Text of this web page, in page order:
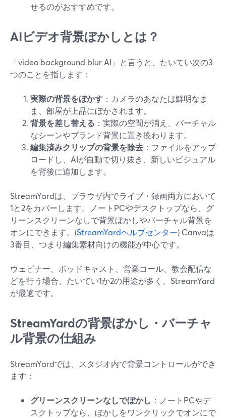
せるのがおすすめです。
AIビデオ背景ぼかしとは？
「video background blur AI」と言うと、たいてい次の3
つのことを指します：
実際の背景をぼかす ：カメラのあなたは鮮明なま
ま、部屋が上品にぼかされます。
背景を差し替える ：実際の空間が消え、バーチャル
なシーンやブランド背景に置き換わります。
編集済みクリップの背景を除去 ：ファイルをアップ
ロードし、AIが自動で切り抜き、新しいビジュアル
を背後に追加します。
StreamYardは、ブラウザ内でライブ・録画両方において
1と2をカバーします。ノートPCやデスクトップなら、グ
リーンスクリーンなしで背景ぼかしやバーチャル背景を
オンにできます。(StreamYardヘルプセンター) Canvaは
3番目、つまり編集素材向けの機能が中心です。
ウェビナー、ポッドキャスト、営業コール、教会配信な
どを行う場合、たいてい1か2の用途が多く、StreamYard
が最適です。
StreamYardの背景ぼかし・バーチャ
ル背景の仕組み
StreamYardでは、スタジオ内で背景コントロールができ
ます：
グリーンスクリーンなしでぼかし ：ノートPCやデ
スクトップなら、ぼかしをワンクリックでオンにで